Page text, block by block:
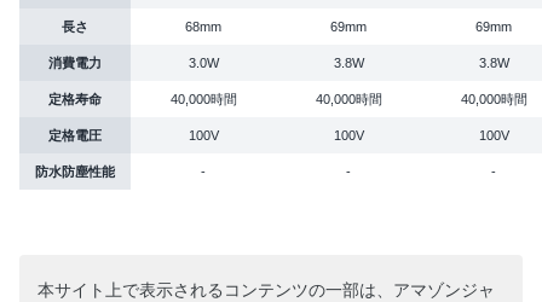
長さ 68mm 69mm 69mm
消費電力 3.0W 3.8W 3.8W
定格寿命 40,000時間 40,000時間 40,000時間
定格電圧 100V 100V 100V
防水防塵性能 - - -
本サイト上で表示されるコンテンツの一部は、アマゾンジャ